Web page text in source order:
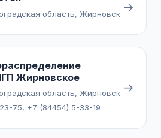
область, Жирновск →
Жирновское
область, Жирновск
75, +7 (84454) 5-33-19
→